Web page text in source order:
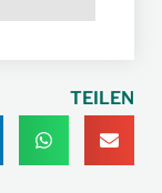
TEILEN